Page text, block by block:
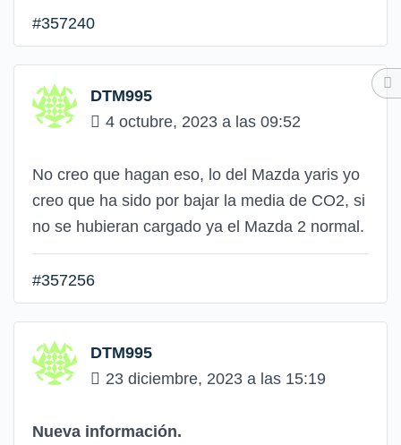
#357240
DTM995
4 octubre, 2023 a las 09:52
No creo que hagan eso, lo del Mazda yaris yo
creo que ha sido por bajar la media de CO2, si
no se hubieran cargado ya el Mazda 2 normal.
#357256
DTM995
23 diciembre, 2023 a las 15:19
Nueva información.